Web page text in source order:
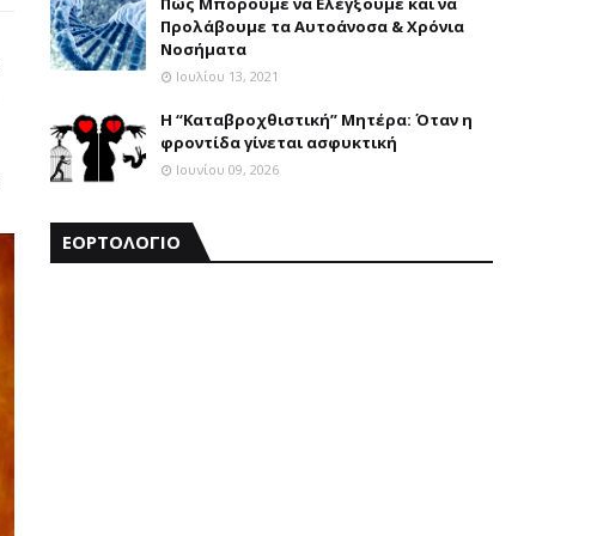
Προλάβουμε τα Αυτοάνοσα & Χρόνια
Νοσήματα
Ιουλίου 13, 2021
Η “Καταβροχθιστική” Mητέρα: Όταν η
φροντίδα γίνεται ασφυκτική
Ιουνίου 09, 2026
ΕΟΡΤΟΛΟΓΙΟ